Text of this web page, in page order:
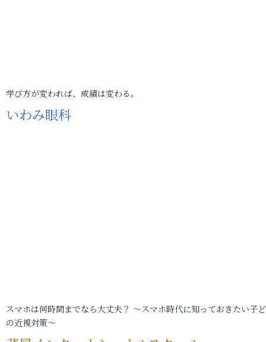
学び方が変われば、成績は変わる。
いわみ眼科
スマホは何時間までなら大丈夫？ ～スマホ時代に知っておきたい子
の近視対策～